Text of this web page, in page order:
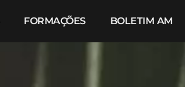
FORMAÇÕES BOLETIM AM